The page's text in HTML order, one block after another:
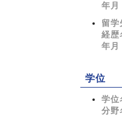
年月
留学
経歴
年月
学位
学位
分野